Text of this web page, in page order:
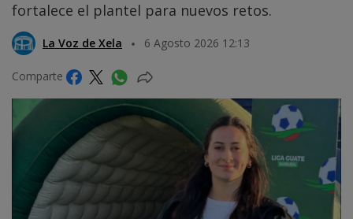
fortalece el plantel para nuevos retos.
La Voz de Xela 6 Agosto 2026 12:13
Comparte